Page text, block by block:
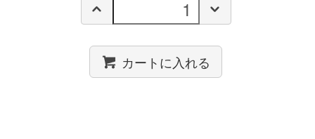
カートに入れる